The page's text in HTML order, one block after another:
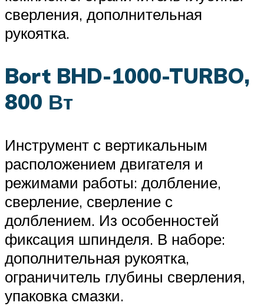
сверления, дополнительная
рукоятка.
Bort BHD-1000-TURBO,
800 Вт
Инструмент с вертикальным
расположением двигателя и
режимами работы: долбление,
сверление, сверление с
долблением. Из особенностей
фиксация шпинделя. В наборе:
дополнительная рукоятка,
ограничитель глубины сверления,
упаковка смазки.